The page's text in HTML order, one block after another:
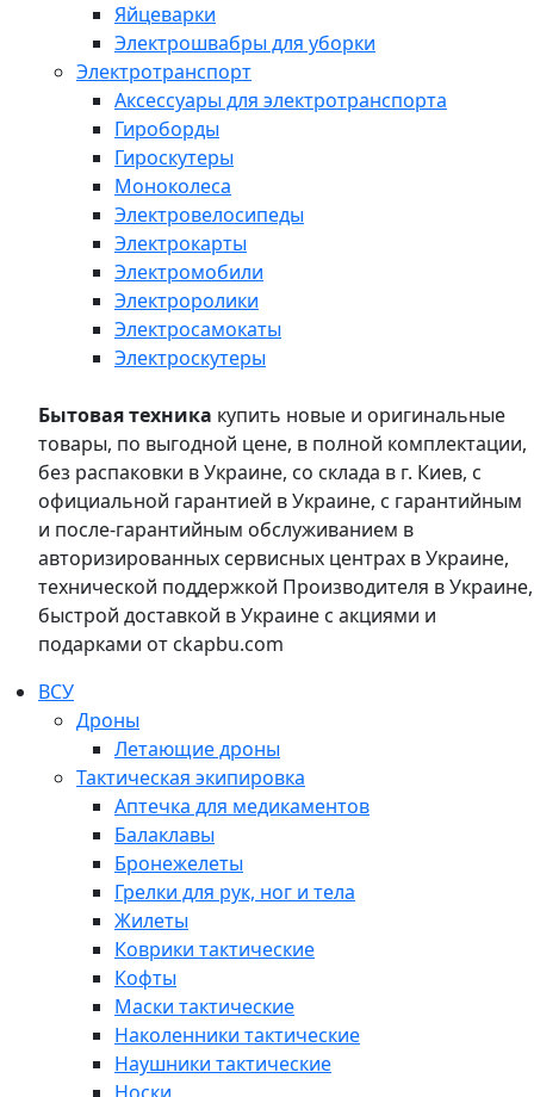
Яйцеварки
Электрошвабры для уборки
Электротранспорт
Аксессуары для электротранспорта
Гироборды
Гироскутеры
Моноколеса
Электровелосипеды
Электрокарты
Электромобили
Электроролики
Электросамокаты
Электроскутеры
Бытовая техника купить новые и оригинальные
товары, по выгодной цене, в полной комплектации,
без распаковки в Украине, со склада в г. Киев, с
официальной гарантией в Украине, с гарантийным
и после-гарантийным обслуживанием в
авторизированных сервисных центрах в Украине,
технической поддержкой Производителя в Украине,
быстрой доставкой в Украине с акциями и
подарками от ckapbu.com
ВСУ
Дроны
Летающие дроны
Тактическая экипировка
Аптечка для медикаментов
Балаклавы
Бронежелеты
Грелки для рук, ног и тела
Жилеты
Коврики тактические
Кофты
Маски тактические
Наколенники тактические
Наушники тактические